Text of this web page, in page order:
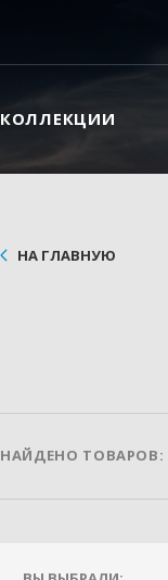
КОЛЛЕКЦИИ
НА ГЛАВНУЮ
НАЙДЕНО ТОВАРОВ: